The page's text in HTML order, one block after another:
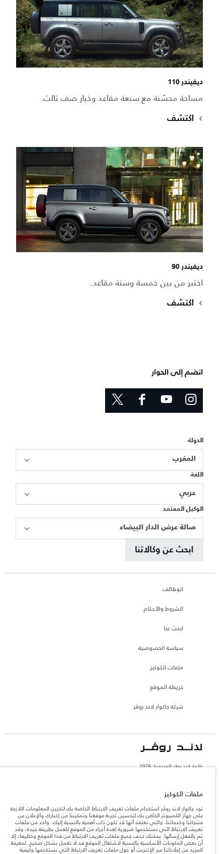
ديفيندر 110
مساحة محسّنة مع سبعة مقاعد وخيار صف ثالث.
اكتشف
ديفيندر 90
اختبر من بين خمسة وستة مقاعد.
اكتشف
انضم إلى الحوار
الدولة
المغرب
اللغة
عربي
الوكيل المعتمد
صالة عرض الدار البيضاء
ابحث عن وكالاتنا
الوظائف
الشروط والأحكام
ابحث عنا
سياسة الخصوصية
ملفات الكوكيز
خريطة الموقع
شركة جاكوار لاند روڤر
جاكوار لاند روڨر المحدودة: 2026
تعكس الأوزان المذكورة مواصفات السيارة القياسية. سوف تؤثر الإكسسوارات وغيرها من
العناصر المثبتة بعد نقطة التصنيع في الحمولة. تأكد من عدم تجاوز الوزن الإجمالي للسيارة
والحمولة.
المعلومات والمواصفات والأسعار والألوان المذكورة على هذا الموقع قد تختلف من بلد إلى
آخر، كما أنّها قد تتغير بدون إشعار مسبق. الرجاء التواصل مع وكيلنا المحلي للتأكد من توفّرها
والتحقق من الأسعار.
ملفات الكوكيز
تود جاكوار لاند روڤر استخدام ملفات تعريف الارتباط الخاصة بك لتخزين المعلومات اللازمة
على جهاز الكمبيوتر الخاص بك لتحسين تجربة موقعنا وتمكيننا من إخبارك والإعلان عن
منتجاتنا وخدماتنا، والتي نعتقد أنها قد تكون ذات أهمية بالنسبة إليك. واحد من ملفات
تعريف الارتباط التي نستخدمها ضرورية لعدة أجزاء من الموقع للعمل بطريقة جيدة، وقد
تم بالفعل إرسالها. يمكنك حذف جميع ملفات تعريف الارتباط من هذا الموقع وحظرها، إلا
أن بعض المكونات الأساسية بالنسبة لاشتغال الموقع قد لا تعمل بشكل صحيح. لمعرفة
المزيد عن إعلاناتنا عبر الإنترنت أو حول ملفات تعريف الارتباط التي نستخدمها وكيفية